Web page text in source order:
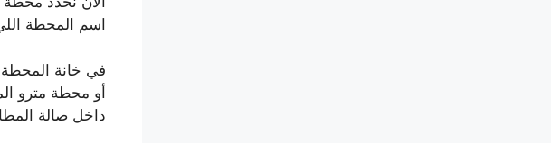
اسم المحطة
داخل صالة